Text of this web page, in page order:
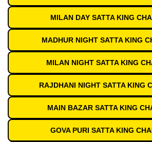
MILAN DAY SATTA KING
MADHUR NIGHT SATTA KING
MILAN NIGHT SATTA KING
RAJDHANI NIGHT SATTA KING
MAIN BAZAR SATTA KING
GOVA PURI SATTA KING